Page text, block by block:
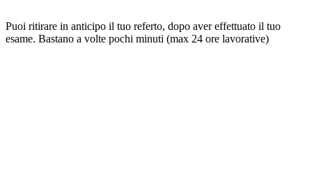
Puoi ritirare in anticipo il tuo referto, dopo aver effettuato il tuo
esame. Bastano a volte pochi minuti (max 24 ore lavorative)